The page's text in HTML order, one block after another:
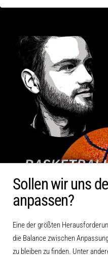
Sollen wir uns
anpassen?
Eine der größten
die Balance zwischen
zu bleiben zu finden. Unter